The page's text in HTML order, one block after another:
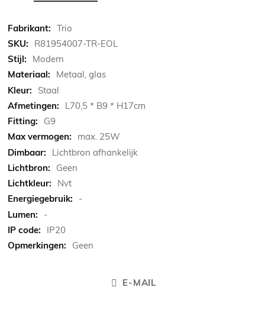
Meer
informatie
Trio
R81954007-TR-EOL
Modern
Metaal, glas
Staal
L70,5 * B9 * H17cm
G9
max. 25W
Lichtbron afhankelijk
Geen
Nvt
-
-
IP20
Geen
E-MAIL